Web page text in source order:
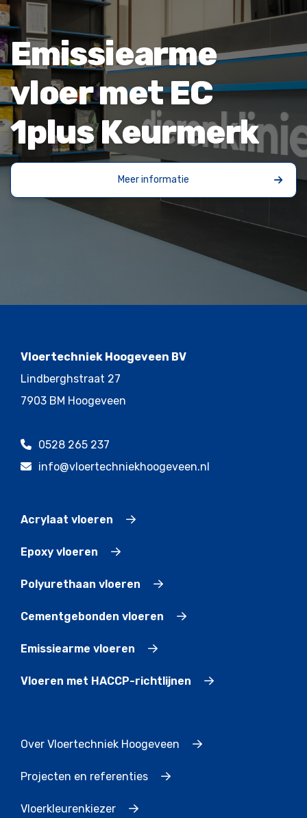
Emissiearme
vloer met EC
1plus Keurmerk
Meer informatie
Vloertechniek Hoogeveen BV
Lindberghstraat 27
7903 BM Hoogeveen
0528 265 237
info@vloertechniekhoogeveen.nl
Acrylaat vloeren
Epoxy vloeren
Polyurethaan vloeren
Cementgebonden vloeren
Emissiearme vloeren
Vloeren met HACCP-richtlijnen
Over Vloertechniek Hoogeveen
Projecten en referenties
Vloerkleurenkiezer